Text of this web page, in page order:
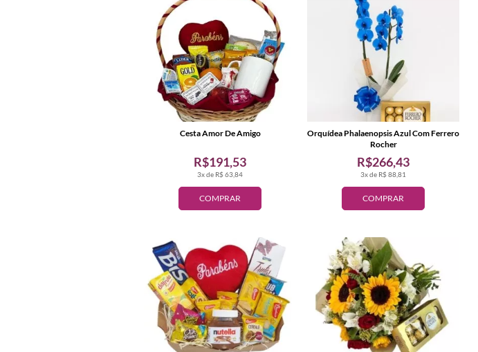
COMPRAR
3x de R$ 63,84
R$191,53
Cesta Amor De Amigo
COMPRAR
3x de R$ 88,81
R$266,43
Orquídea Phalaenopsis Azul Com Ferrero
Rocher